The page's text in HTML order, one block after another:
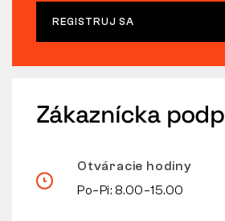
REGISTRUJ SA
Zákaznícka
Otváracie hodiny
Po–Pi: 8.00–15.00